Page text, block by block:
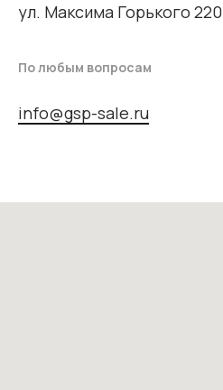
ул. Максима Горького 220
По любым вопросам
info@gsp-sale.ru